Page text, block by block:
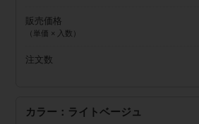
販売価格
（単価 × 入数）
注文数
カラー：ライトベージュ